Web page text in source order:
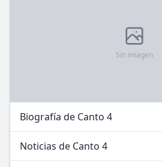
Sin imagen
Biografía de Canto 4
Noticias de Canto 4